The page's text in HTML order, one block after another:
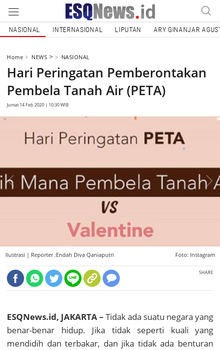
NASIONAL INTERNASIONAL LIPUTAN ARY GINANJAR
Home NEWS > NASIONAL
Hari Peringatan Pemberontakan
Pembela Tanah Air (PETA)
Jumat 14 Feb 2020 | 10:30 WIB
Ilustrasi | Reporter :Endah Diva Qaniaputri Foto: Instagram
SHARE
ESQNews.id, JAKARTA – Tidak ada suatu negara yang
benar-benar hidup. Jika tidak seperti kuali yang
mendidih dan terbakar, dan jika tidak ada benturan